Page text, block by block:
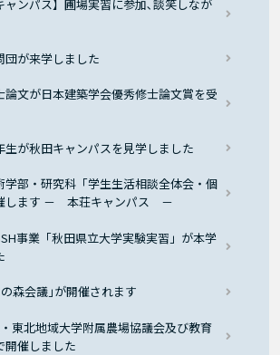
ャンパス】圃場実習に参加､談笑しなが
団が来学しました
論文が日本建築学会優秀修士論文賞を受
生が秋田キャンパスを見学しました
学部・研究科「学生生活相談全体会・個
します － 本荘キャンパス －
事業「秋田県立大学実験実習」が本学
森会議｣が開催されます
東北地域大学附属農場協議会及び教育
開催しました